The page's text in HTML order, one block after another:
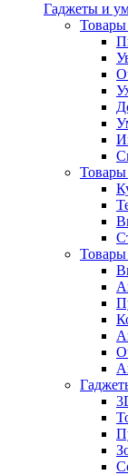
Гаджеты и
Товары
Товары
Товары